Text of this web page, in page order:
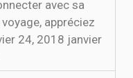
avec sa
appréciez
24, 2018 janvier